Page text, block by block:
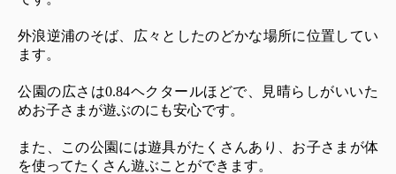
外浪逆浦のそば、広々としたのどかな場所に位置してい
ます。
公園の広さは0.84ヘクタールほどで、見晴らしがいいた
めお子さまが遊ぶのにも安心です。
また、この公園には遊具がたくさんあり、お子さまが体
を使ってたくさん遊ぶことができます。